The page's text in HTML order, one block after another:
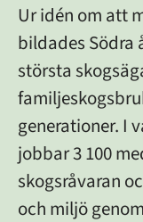
Ur idén om att
bildades Södra
största
generationer. I
jobbar 3 100
skogsråvaran
och miljö